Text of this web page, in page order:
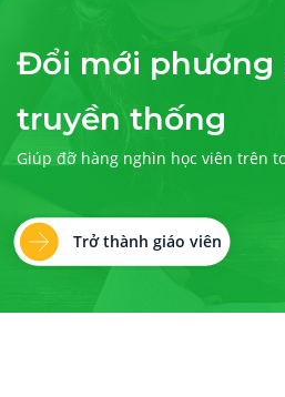
Đổi mới phương
truyền thống
Giúp đỡ hàng nghìn học viên trên
Trở thành giáo viên